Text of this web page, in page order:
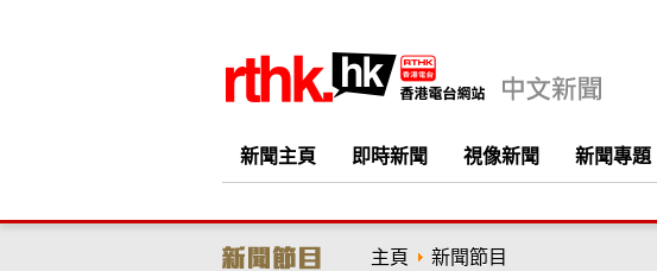
新聞主頁 即時新聞 視像新聞 新聞專題
主頁 新聞節目